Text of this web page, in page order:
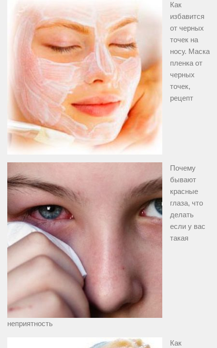
Как
избавится
от черных
точек на
носу. Маска
пленка от
черных
точек,
рецепт
Почему
бывают
красные
глаза, что
делать
если у вас
такая
неприятность
Как